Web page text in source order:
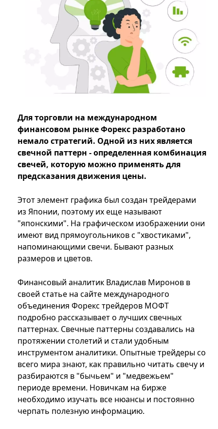
Для торговли на международном
финансовом рынке Форекс разработано
немало стратегий. Одной из них является
свечной паттерн - определенная комбинация
свечей, которую можно применять для
предсказания движения цены.
Этот элемент графика был создан трейдерами
из Японии, поэтому их еще называют
"японскими". На графическом изображении они
имеют вид прямоугольников с "хвостиками",
напоминающими свечи. Бывают разных
размеров и цветов.
Финансовый аналитик Владислав Миронов в
своей статье на сайте международного
объединения Форекс трейдеров МОФТ
подробно рассказывает о лучших свечных
паттернах. Свечные паттерны создавались на
протяжении столетий и стали удобным
инструментом аналитики. Опытные трейдеры со
всего мира знают, как правильно читать свечу и
разбираются в "бычьем" и "медвежьем"
периоде времени. Новичкам на бирже
необходимо изучать все нюансы и постоянно
черпать полезную информацию.